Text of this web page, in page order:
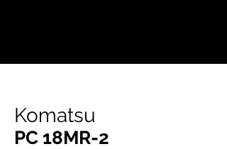
Komatsu
PC 18MR-2